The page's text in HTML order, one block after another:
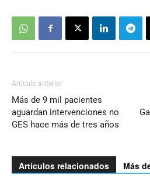
Artículo anterior
Más de 9 mil pacientes
aguardan intervenciones no
GES hace más de tres años
Artículos relacionados Más